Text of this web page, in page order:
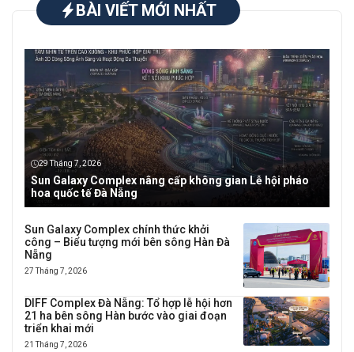
BÀI VIẾT MỚI NHẤT
29 Tháng 7, 2026
Sun Galaxy Complex nâng cấp không gian Lễ hội pháo
hoa quốc tế Đà Nẵng
Sun Galaxy Complex chính thức khởi
công – Biểu tượng mới bên sông Hàn Đà
Nẵng
27 Tháng 7, 2026
DIFF Complex Đà Nẵng: Tổ hợp lễ hội hơn
21 ha bên sông Hàn bước vào giai đoạn
triển khai mới
21 Tháng 7, 2026